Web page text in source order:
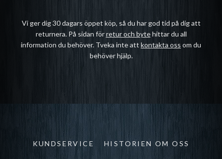
Vi ger dig 30 dagars öppet köp, så du har god tid på dig att
returnera. På sidan förretur och bytehittar du all
information du behöver. Tveka inte att kontakta oss om du
behöver hjälp.
KUNDSERVICE HISTORIEN OM OSS